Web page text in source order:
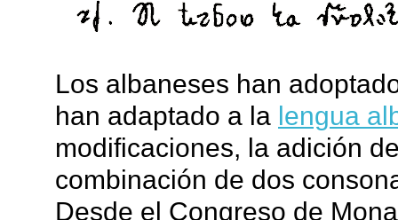
Los albaneses han
han adaptado a la lengua
modificaciones, la adición
combinación de dos
Desde el Congreso de